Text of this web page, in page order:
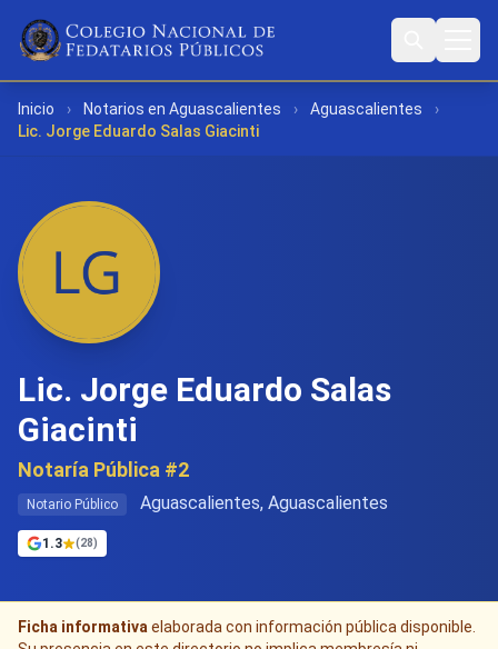
Inicio › Notarios en Aguascalientes › Aguascalientes
›
Lic. Jorge Eduardo Salas Giacinti
Lic. Jorge Eduardo Salas
Giacinti
Notaría Pública #2
Notario Público Aguascalientes, Aguascalientes
1.3 (28)
Ficha informativa elaborada con información pública disponible.